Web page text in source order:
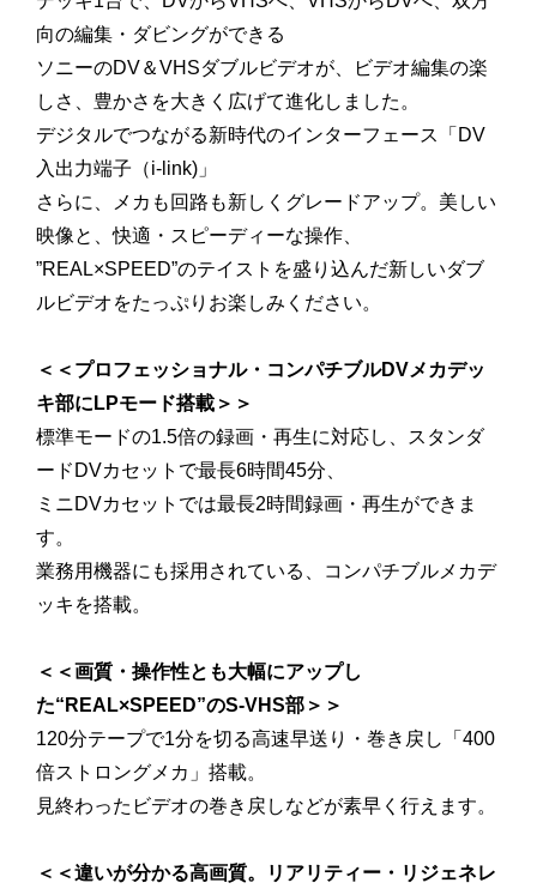
向の編集・ダビングができる
ソニーのDV＆VHSダブルビデオが、ビデオ編集の楽
しさ、豊かさを大きく広げて進化しました。
デジタルでつながる新時代のインターフェース「DV
入出力端子（i-link)」
さらに、メカも回路も新しくグレードアップ。美しい
映像と、快適・スピーディーな操作、
”REAL×SPEED”のテイストを盛り込んだ新しいダブ
ルビデオをたっぷりお楽しみください。
＜＜プロフェッショナル・コンパチブルDVメカデッ
キ部にLPモード搭載＞＞
標準モードの1.5倍の録画・再生に対応し、スタンダ
ードDVカセットで最長6時間45分、
ミニDVカセットでは最長2時間録画・再生ができま
す。
業務用機器にも採用されている、コンパチブルメカデ
ッキを搭載。
＜＜画質・操作性とも大幅にアップし
た“REAL×SPEED”のS-VHS部＞＞
120分テープで1分を切る高速早送り・巻き戻し「400
倍ストロングメカ」搭載。
見終わったビデオの巻き戻しなどが素早く行えます。
＜＜違いが分かる高画質。リアリティー・リジェネレ